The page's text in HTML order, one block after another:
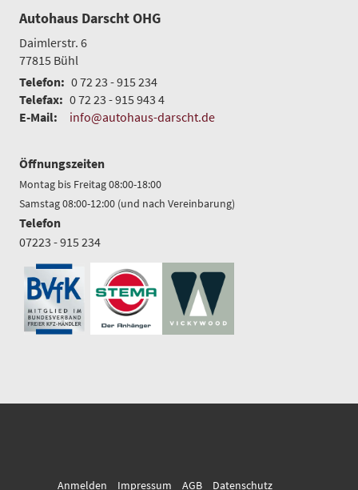
Autohaus Darscht OHG
Daimlerstr. 6
77815 Bühl
Telefon: 0 72 23 - 915 234
Telefax: 0 72 23 - 915 943 4
E-Mail:
info@autohaus-darscht.de
Öffnungszeiten
Montag bis Freitag 08:00-18:00
Samstag 08:00-12:00 (und nach Vereinbarung)
Telefon
07223 - 915 234
Anmelden Impressum AGB Datenschutz